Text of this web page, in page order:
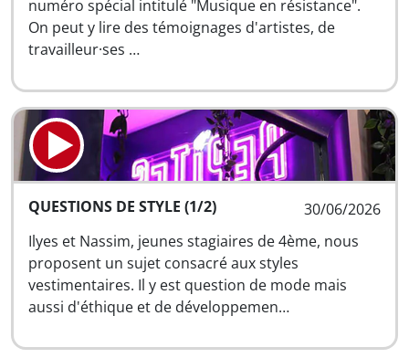
numéro spécial intitulé "Musique en résistance".
On peut y lire des témoignages d'artistes, de
travailleur·ses …
30/06/2026
QUESTIONS DE STYLE (1/2)
Ilyes et Nassim, jeunes stagiaires de 4ème, nous
proposent un sujet consacré aux styles
vestimentaires. Il y est question de mode mais
aussi d'éthique et de développemen…